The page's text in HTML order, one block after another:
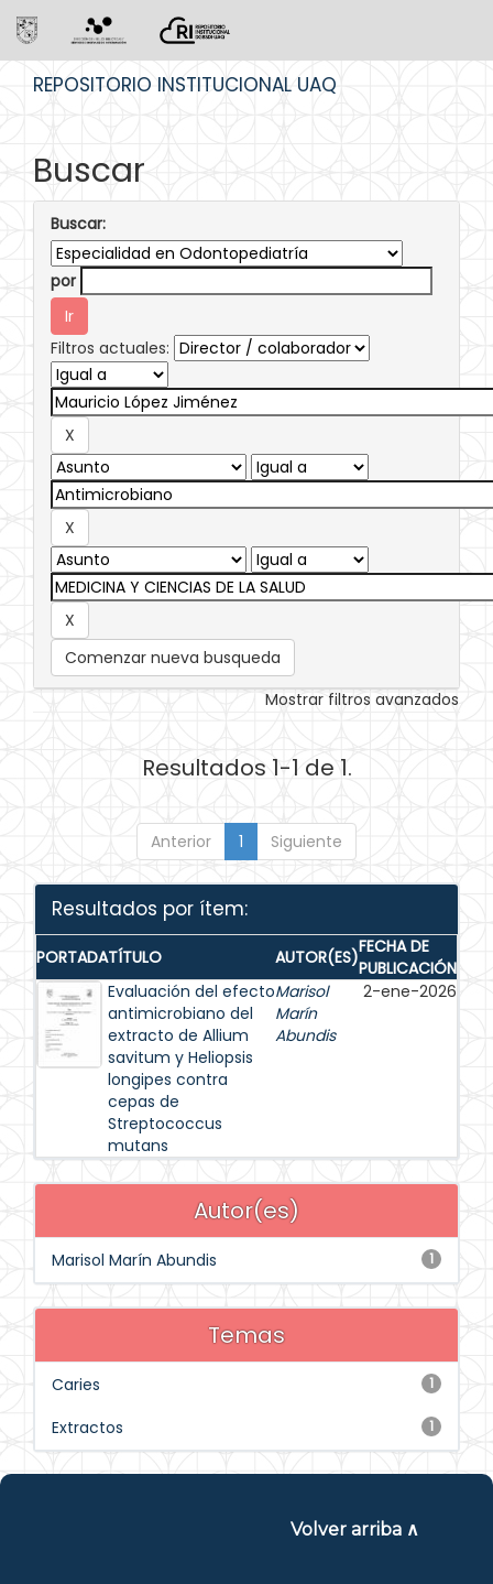
REPOSITORIO INSTITUCIONAL UAQ
Buscar
Buscar:
por
Filtros actuales:
Comenzar nueva busqueda
Mostrar filtros avanzados
Resultados 1-1 de 1.
Anterior 1 Siguiente
Resultados por ítem:
PORTADATÍTULO AUTOR(ES)FECHA DE
PUBLICACIÓN
Evaluación del efecto
antimicrobiano del
extracto de Allium
savitum y Heliopsis
longipes contra
cepas de
Streptococcus
mutans
Marisol
Marín
Abundis
2-ene-2026
Autor(es)
1
Marisol Marín Abundis
Temas
1
Caries
1
Extractos
Volver arriba ∧